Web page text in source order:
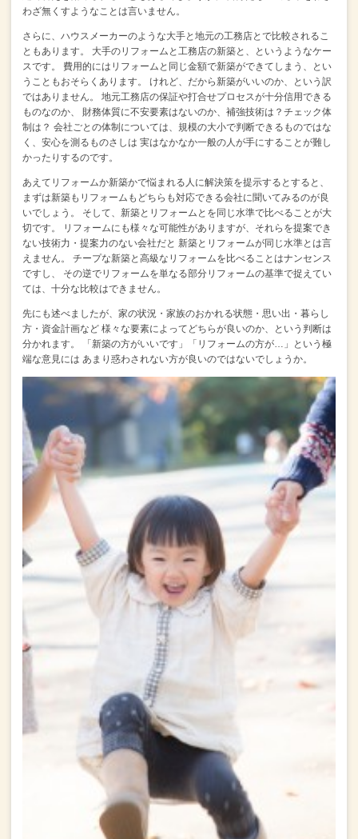
わざ無くすようなことは言いません。
さらに、ハウスメーカーのような大手と地元の工務店とで比較されるこ
ともあります。
大手のリフォームと工務店の新築と、というようなケー
スです。
費用的にはリフォームと同じ金額で新築ができてしまう、とい
うこともおそらくあります。
けれど、だから新築がいいのか、という訳
ではありません。
地元工務店の保証や打合せプロセスが十分信用できる
ものなのか、
財務体質に不安要素はないのか、補強技術は？チェック体
制は？ 会社ごとの体制については、規模の大小で判断できるものではな
く、安心を測るものさしは 実はなかなか一般の人が手にすることが難し
かったりするのです。
あえてリフォームか新築かで悩まれる人に解決策を提示するとすると、
まずは新築もリフォームもどちらも対応できる会社に聞いてみるのが良
いでしょう。
そして、新築とリフォームとを同じ水準で比べることが大
切です。
リフォームにも様々な可能性がありますが、それらを提案でき
ない技術力・提案力のない会社だと 新築とリフォームが同じ水準とは言
えません。
チープな新築と高級なリフォームを比べることはナンセンス
ですし、
その逆でリフォームを単なる部分リフォームの基準で捉えてい
ては、十分な比較はできません。
先にも述べましたが、家の状況・家族のおかれる状態・思い出・暮らし
方・資金計画など 様々な要素によってどちらが良いのか、という判断は
分かれます。
「新築の方がいいです」「リフォームの方が…」という極
端な意見には あまり惑わされない方が良いのではないでしょうか。